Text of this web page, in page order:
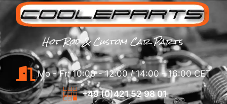
Hot Rod & Custom Car Parts
Mo - Fr: 10:00 - 12:00 / 14:00 - 16:00 CET
+49 (0)421 52 98 01